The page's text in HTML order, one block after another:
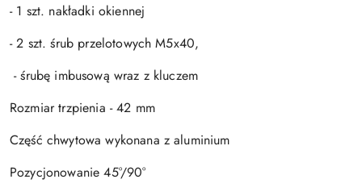
- 1 szt. nakładki okiennej
- 2 szt. śrub przelotowych M5x40,
- śrubę imbusową wraz z kluczem
Rozmiar trzpienia - 42 mm
Część chwytowa wykonana z aluminium
Pozycjonowanie 45°/90°